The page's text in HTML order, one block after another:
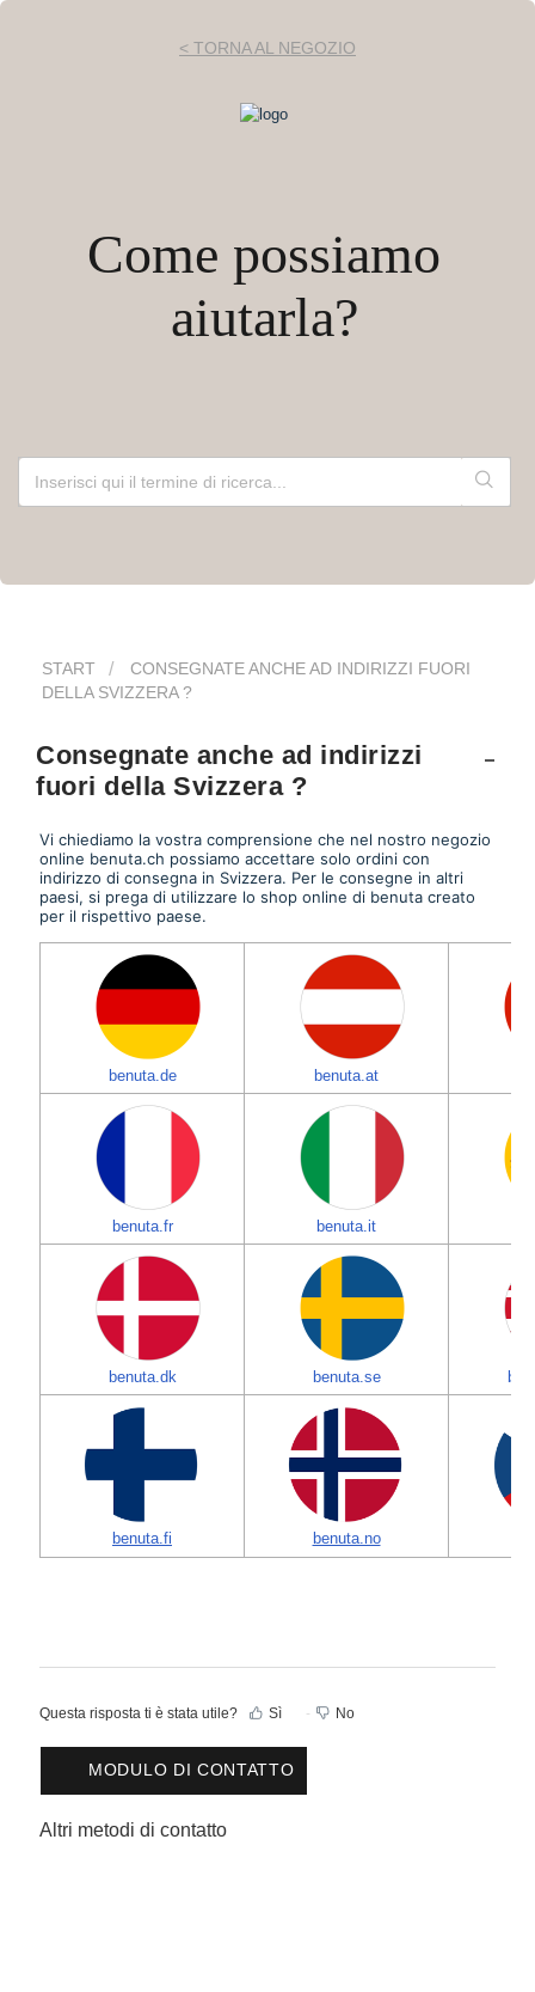
< TORNA AL NEGOZIO
Come possiamo
aiutarla?
START
CONSEGNATE ANCHE AD INDIRIZZI FUORI
DELLA SVIZZERA ?
Consegnate anche ad indirizzi
fuori della Svizzera ?
Vi chiediamo la vostra comprensione che nel nostro negozio
online benuta.ch possiamo accettare solo ordini con
indirizzo di consegna in Svizzera. Per le consegne in altri
paesi, si prega di utilizzare lo shop online di benuta creato
per il rispettivo paese.
benuta.de benuta.at
benuta.fr benuta.it
benuta.dk benuta.se
benuta.fi benuta.no
Questa risposta ti è stata utile? Sì No
MODULO DI CONTATTO
Altri metodi di contatto